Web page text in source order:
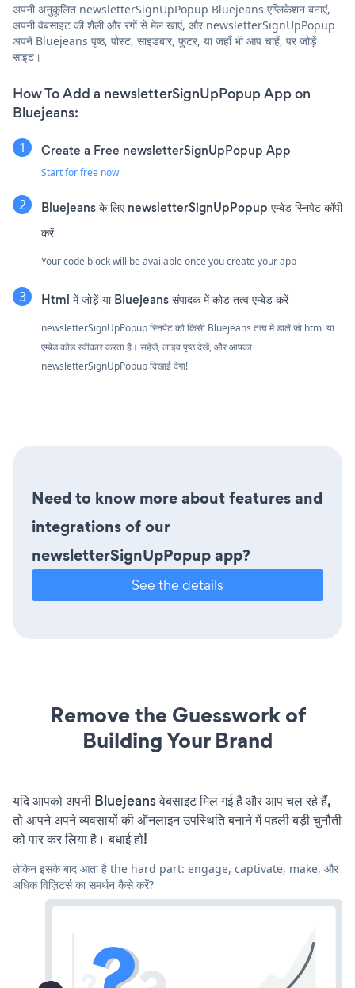
अपनी अनुकूलित newsletterSignUpPopup Bluejeans एप्लिकेशन बनाएं,
अपनी वेबसाइट की शैली और रंगों से मेल खाएं, और newsletterSignUpPopup
अपने Bluejeans पृष्ठ, पोस्ट, साइडबार, फुटर, या जहाँ भी आप चाहें, पर जोड़ें
साइट।
How To Add a newsletterSignUpPopup App on
Bluejeans:
Create a Free newsletterSignUpPopup App
Start for free now
Bluejeans के लिए newsletterSignUpPopup एम्बेड स्निपेट कॉपी
करें
Your code block will be available once you create your app
Html में जोड़ें या Bluejeans संपादक में कोड तत्व एम्बेड करें
newsletterSignUpPopup स्निपेट को किसी Bluejeans तत्व में डालें जो html या
एम्बेड कोड स्वीकार करता है। सहेजें, लाइव पृष्ठ देखें, और आपका
newsletterSignUpPopup दिखाई देगा!
Need to know more about features and
integrations of our
newsletterSignUpPopup app?
See the details
Remove the Guesswork of
Building Your Brand
यदि आपको अपनी Bluejeans वेबसाइट मिल गई है और आप चल रहे हैं,
तो आपने अपने व्यवसायों की ऑनलाइन उपस्थिति बनाने में पहली बड़ी चुनौती
को पार कर लिया है। बधाई हो!
लेकिन इसके बाद आता है the hard part: engage, captivate, make, और
अधिक विज़िटर्स का समर्थन कैसे करें?